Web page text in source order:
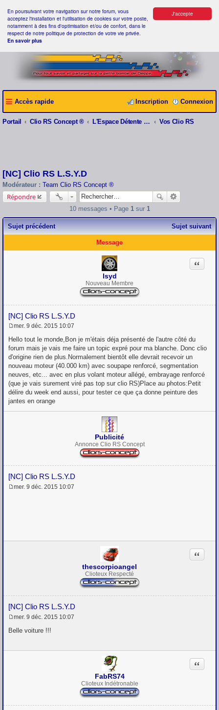
J'accepte
En poursuivant votre navigation sur notre forum, vous
acceptez l'installation et l'utilisation de cookies sur votre poste,
notamment à des fins d'optimisation et/ou de confort, dans le
respect de notre politique de protection de votre vie privée.
En savoir plus
Accès rapide Connexion
Inscription
Portail Clio RS Concept ® L'Espace Détente Clio RS Concept ® Vos Clio RS
[NC] Clio RS L.S.Y.D
Modérateur : Team Clio RS Concept ®
Répondre
10 messages • Page 1sur 1
Sujet précédent Sujet suivant
Message
lsyd
Nouveau Membre
[NC] Clio RS L.S.Y.D
Citation
e
s
a
g
e
mer. 9 déc. 2015 10:07
Hello tout le monde,Bon je m'étais déja présenté de l'autre côté du
forum mais je vais me faire un topic expré pour ma blanche. Donc clio
d'origine rien de plus.Normalement bientôt elle devrait recevoir un
nouveau moteur (40.000 km) avec soupape renforcé, segmentation
neuves, etc... avec en plus volant moteur allégé, embrayage renforcé
(que je vais surement viré pas top sur clio RS)Place au photos:Petit
délire du week end aussi, pour tester ce que ça donne peinture des
jantes en orange
Publicité
Annonce Clio RS Concept
[NC] Clio RS L.S.Y.D
mer. 9 déc. 2015 10:07
thescorpioangel
Clioteux Respecté
[NC] Clio RS L.S.Y.D
Citation
e
a
mer. 9 déc. 2015 10:07
Belle voiture !!!
FabRS74
Clioteux Indétronable
Citation